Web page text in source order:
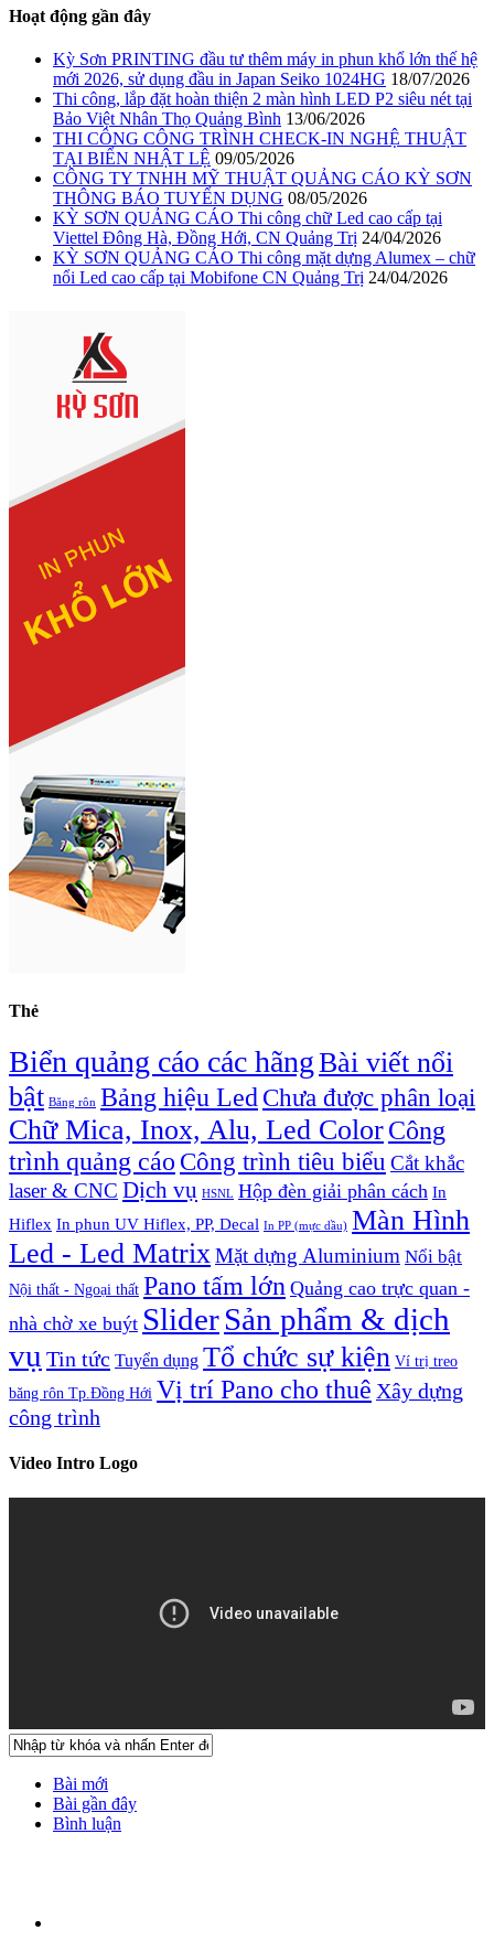
Hoạt động gần đây
Kỳ Sơn PRINTING đầu tư thêm máy in phun khổ lớn thế hệ
mới 2026, sử dụng đầu in Japan Seiko 1024HG 18/07/2026
Thi công, lắp đặt hoàn thiện 2 màn hình LED P2 siêu nét tại
Bảo Việt Nhân Thọ Quảng Bình 13/06/2026
THI CÔNG CÔNG TRÌNH CHECK-IN NGHỆ THUẬT
TẠI BIỂN NHẬT LỆ 09/05/2026
CÔNG TY TNHH MỸ THUẬT QUẢNG CÁO KỲ SƠN
THÔNG BÁO TUYỂN DỤNG 08/05/2026
KỲ SƠN QUẢNG CÁO Thi công chữ Led cao cấp tại
Viettel Đông Hà, Đồng Hới, CN Quảng Trị 24/04/2026
KỲ SƠN QUẢNG CÁO Thi công mặt dựng Alumex – chữ
nổi Led cao cấp tại Mobifone CN Quảng Trị 24/04/2026
Thẻ
Biển quảng cáo các hãngBài viết nổi
bật Băng rôn Bảng hiệu Led Chưa được phân loại
Chữ Mica, Inox, Alu, Led ColorCông
trình quảng cáo Công trình tiêu biểu Cắt khắc
laser & CNC Dịch vụ HSNL Hộp đèn giải phân cách In
Hiflex In phun UV Hiflex, PP, Decal In PP (mực dầu) Màn Hình
Led - Led MatrixMặt dựng Aluminium Nổi bật
Nội thất - Ngoại thất Pano tấm lớn Quảng cao trực quan -
nhà chờ xe buýt SliderSản phẩm & dịch
vụ Tin tức Tuyển dụng Tổ chức sự kiện Ví trị treo
băng rôn Tp.Đồng Hới Vị trí Pano cho thuê Xây dựng
công trình
Video Intro Logo
Bài mới
Bài gần đây
Bình luận